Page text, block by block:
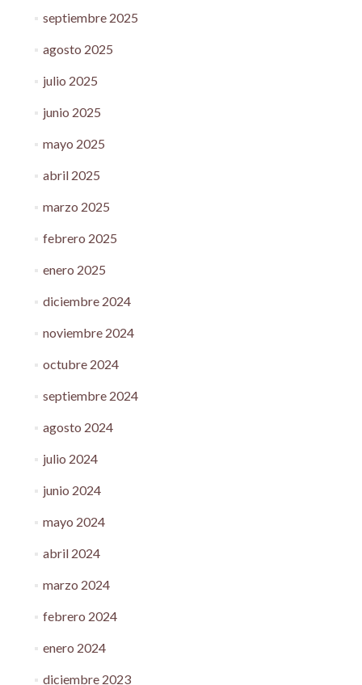
septiembre 2025
agosto 2025
julio 2025
junio 2025
mayo 2025
abril 2025
marzo 2025
febrero 2025
enero 2025
diciembre 2024
noviembre 2024
octubre 2024
septiembre 2024
agosto 2024
julio 2024
junio 2024
mayo 2024
abril 2024
marzo 2024
febrero 2024
enero 2024
diciembre 2023